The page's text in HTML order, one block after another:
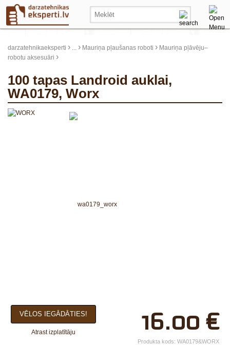
darzatehnikaeksperti › ... › Mauriņa pļaušanas roboti › Mauriņa pļāvēju–
robotu aksesuāri ›
100 tapas Landroid auklai,
WA0179, Worx
×
Jūsu vārds*
Uzņēmuma
16.00 €
VĒLOS IEGĀDĀTIES!
Atrast izplatītāju
Produkta kods: WA0179&WORX